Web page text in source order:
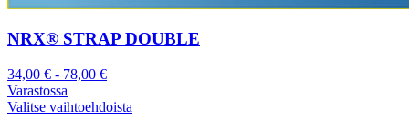
NRX® STRAP DOUBLE
34,00 € - 78,00 €
Varastossa
Valitse vaihtoehdoista